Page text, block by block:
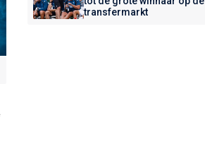
transfermarkt